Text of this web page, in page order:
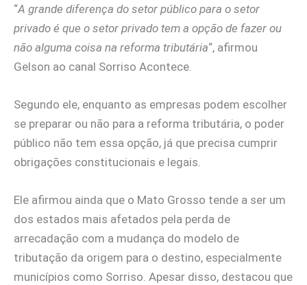
“A grande diferença do setor público para o setor
privado é que o setor privado tem a opção de fazer ou
não alguma coisa na reforma tributária“, afirmou
Gelson ao canal Sorriso Acontece.
Segundo ele, enquanto as empresas podem escolher
se preparar ou não para a reforma tributária, o poder
público não tem essa opção, já que precisa cumprir
obrigações constitucionais e legais.
Ele afirmou ainda que o Mato Grosso tende a ser um
dos estados mais afetados pela perda de
arrecadação com a mudança do modelo de
tributação da origem para o destino, especialmente
municípios como Sorriso. Apesar disso, destacou que